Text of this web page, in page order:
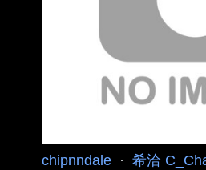
錯，作畫精美 然後薇姐
真的有這種反派欸，好
超過主角群的總和了 就
炎上而已 但與其說比去
的熱度根本沒有被炎上的
chipnndale · 希洽